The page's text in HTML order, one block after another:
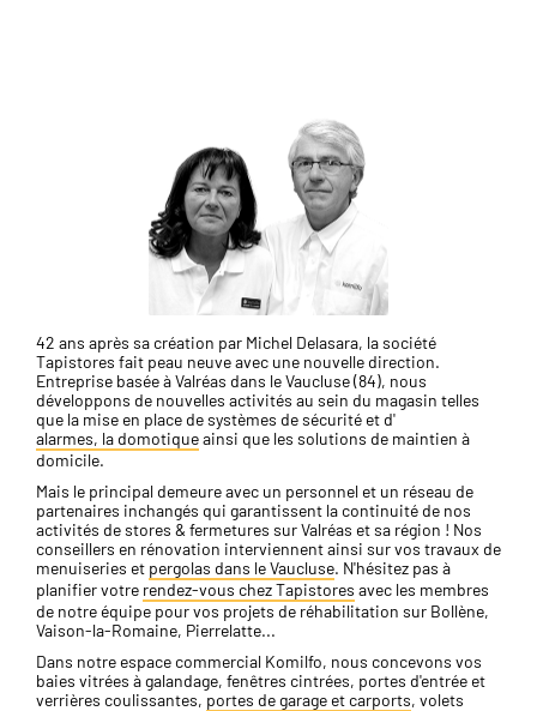
42 ans après sa création par Michel Delasara, la société
Tapistores fait peau neuve avec une nouvelle direction.
Entreprise basée à Valréas dans le Vaucluse (84), nous
développons de nouvelles activités au sein du magasin telles
que la mise en place de systèmes de sécurité et d'
alarmes, la domotiqueainsi que les solutions de maintien à
domicile.
Mais le principal demeure avec un personnel et un réseau de
partenaires inchangés qui garantissent la continuité de nos
activités de stores & fermetures sur Valréas et sa région ! Nos
conseillers en rénovation interviennent ainsi sur vos travaux de
menuiseries et pergolas dans le Vaucluse. N'hésitez pas à
planifier votre rendez-vous chez Tapistores avec les membres
de notre équipe pour vos projets de réhabilitation sur Bollène,
Vaison-la-Romaine, Pierrelatte...
Dans notre espace commercial Komilfo, nous concevons vos
baies vitrées à galandage, fenêtres cintrées, portes d'entrée et
verrières coulissantes, portes de garage et carports, volets